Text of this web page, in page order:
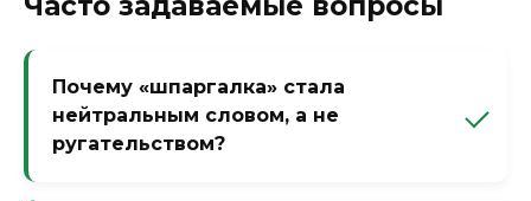
Почему «шпаргалка» стала
нейтральным словом, а не
ругательством?